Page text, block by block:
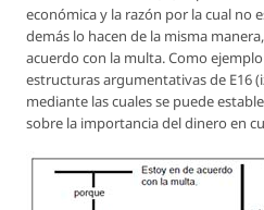
económica y la razón por la cual no
demás lo hacen de la misma
acuerdo con la multa. Como
estructuras argumentativas de E16
mediante las cuales se puede
sobre la importancia del dinero en